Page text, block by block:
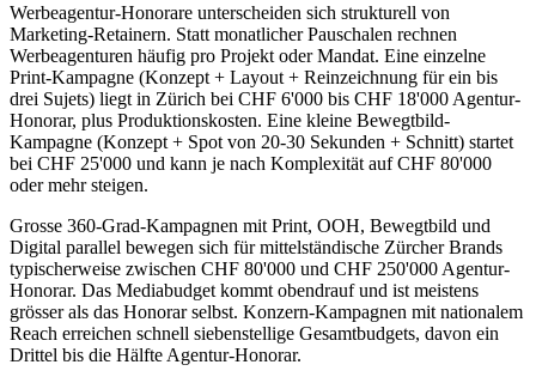
Werbeagentur-Honorare unterscheiden sich strukturell von
Marketing-Retainern. Statt monatlicher Pauschalen rechnen
Werbeagenturen häufig pro Projekt oder Mandat. Eine einzelne
Print-Kampagne (Konzept + Layout + Reinzeichnung für ein bis
drei Sujets) liegt in Zürich bei CHF 6'000 bis CHF 18'000 Agentur-
Honorar, plus Produktionskosten. Eine kleine Bewegtbild-
Kampagne (Konzept + Spot von 20-30 Sekunden + Schnitt) startet
bei CHF 25'000 und kann je nach Komplexität auf CHF 80'000
oder mehr steigen.
Grosse 360-Grad-Kampagnen mit Print, OOH, Bewegtbild und
Digital parallel bewegen sich für mittelständische Zürcher Brands
typischerweise zwischen CHF 80'000 und CHF 250'000 Agentur-
Honorar. Das Mediabudget kommt obendrauf und ist meistens
grösser als das Honorar selbst. Konzern-Kampagnen mit nationalem
Reach erreichen schnell siebenstellige Gesamtbudgets, davon ein
Drittel bis die Hälfte Agentur-Honorar.